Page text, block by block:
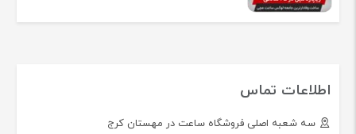
اطلاعات تماس
سه شعبه اصلی فروشگاه ساعت در مهستان کرج